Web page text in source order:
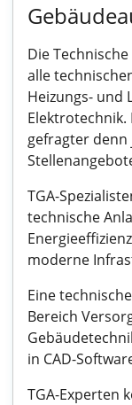
Die
alle
Heizungs- und
Elektrotechnik.
gefragter denn
TGA-
technische
moderne
Eine
Bereich
in CAD-
TGA-Experten